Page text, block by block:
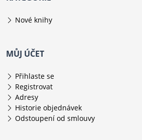
Nové knihy
MŮJ ÚČET
Přihlaste se
Registrovat
Adresy
Historie objednávek
Odstoupení od smlouvy